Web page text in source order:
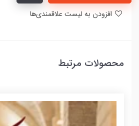
محصولات مرتبط